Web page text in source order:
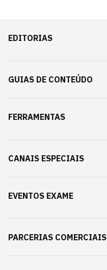
EDITORIAS
GUIAS DE CONTEÚDO
FERRAMENTAS
CANAIS ESPECIAIS
EVENTOS EXAME
PARCERIAS COMERCIAIS